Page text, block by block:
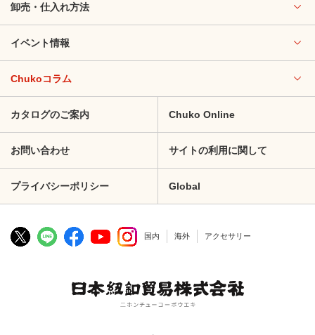
卸売・仕入れ方法
イベント情報
Chukoコラム
カタログのご案内 Chuko Online
お問い合わせ サイトの利用に関して
プライバシーポリシー Global
国内 海外 アクセサリー